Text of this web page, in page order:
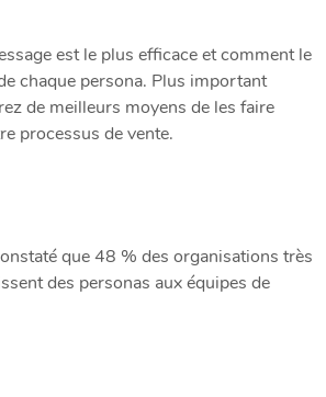
est le plus efficace et comment le
chaque persona. Plus important
de meilleurs moyens de les faire
processus de vente.
que 48 % des organisations très
des personas aux équipes de